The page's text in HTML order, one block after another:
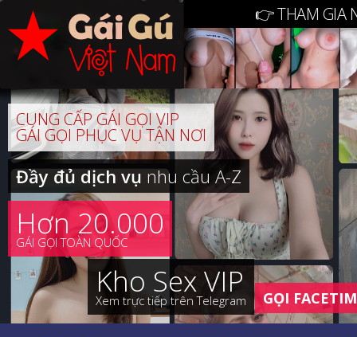
👉 THAM GIA
CUNG CẤP GÁI GỌI VIP
GÁI GỌI PHỤC VỤ TẬN NƠI
Đầy đủ dịch vụnhu cầu A-Z
Hơn 20.000
GÁI GỌI TOÀN QUỐC
Kho Sex VIP
Xem trực tiếp trên Telegram GỌI